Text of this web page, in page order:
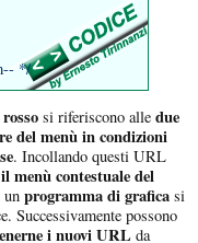
*/
si riferiscono alle due
del menù in condizioni
. Incollando questi URL
menù contestuale del
un programma di grafica si
Successivamente possono
i nuovi URL da